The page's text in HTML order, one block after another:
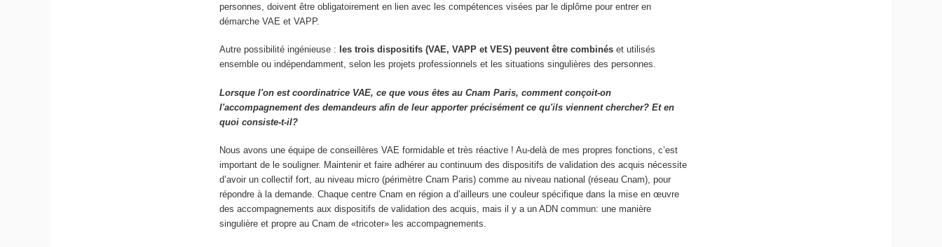
personnes, doivent être obligatoirement en lien avec les compétences visées par le diplôme pour entrer en
démarche VAE et VAPP.
Autre possibilité ingénieuse : les trois dispositifs (VAE, VAPP et VES) peuvent être combinés et utilisés
ensemble ou indépendamment, selon les projets professionnels et les situations singulières des personnes.
Lorsque l'on est coordinatrice VAE, ce que vous êtes au Cnam Paris, comment conçoit-on
l'accompagnement des demandeurs afin de leur apporter précisément ce qu'ils viennent chercher? Et en
quoi consiste-t-il?
Nous avons une équipe de conseillères VAE formidable et très réactive ! Au-delà de mes propres fonctions, c’est
important de le souligner. Maintenir et faire adhérer au continuum des dispositifs de validation des acquis nécessite
d’avoir un collectif fort, au niveau micro (périmètre Cnam Paris) comme au niveau national (réseau Cnam), pour
répondre à la demande. Chaque centre Cnam en région a d’ailleurs une couleur spécifique dans la mise en œuvre
des accompagnements aux dispositifs de validation des acquis, mais il y a un ADN commun: une manière
singulière et propre au Cnam de «tricoter» les accompagnements.